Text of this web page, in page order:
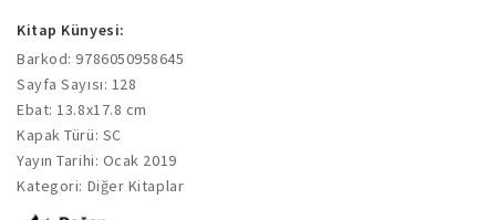
Kitap Künyesi:
Barkod: 9786050958645
Sayfa Sayısı: 128
Ebat: 13.8x17.8 cm
Kapak Türü: SC
Yayın Tarihi: Ocak 2019
Kategori: Diğer Kitaplar